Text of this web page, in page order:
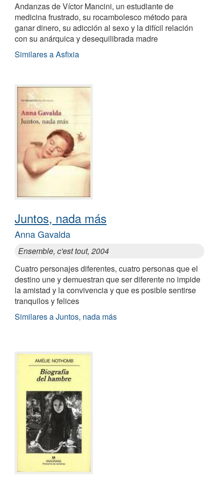
Andanzas de Víctor Mancini, un estudiante de
medicina frustrado, su rocambolesco método para
ganar dinero, su adicción al sexo y la difícil relación
con su anárquica y desequilibrada madre
Similares a Asfixia
Juntos, nada más
Anna Gavalda
Ensemble, c'est tout, 2004
Cuatro personajes diferentes, cuatro personas que el
destino une y demuestran que ser diferente no impide
la amistad y la convivencia y que es posible sentirse
tranquilos y felices
Similares a Juntos, nada más